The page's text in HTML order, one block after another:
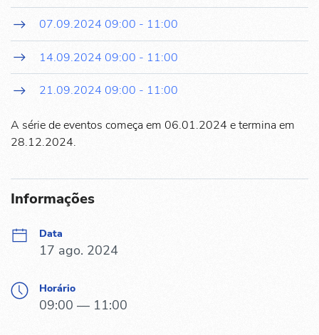
07.09.2024 09:00 - 11:00
14.09.2024 09:00 - 11:00
21.09.2024 09:00 - 11:00
A série de eventos começa em 06.01.2024 e termina em
28.12.2024.
Informações
Data
17 ago. 2024
Horário
09:00 — 11:00